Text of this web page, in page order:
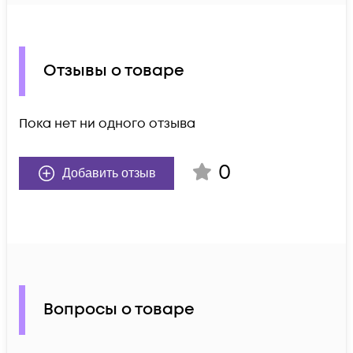
Отзывы о товаре
Пока нет ни одного отзыва
Добавить отзыв 0
Вопросы о товаре